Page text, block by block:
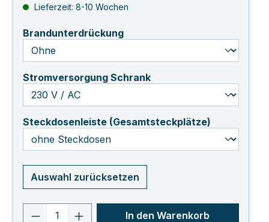
Lieferzeit: 8-10 Wochen
Brandunterdrückungauswählen
Stromversorgung Schrankauswählen
Steckdosenleiste (Gesamtsteckplätze)
Auswahl zurücksetzen
Produkt Anzahl: Gib den
In den Warenkorb